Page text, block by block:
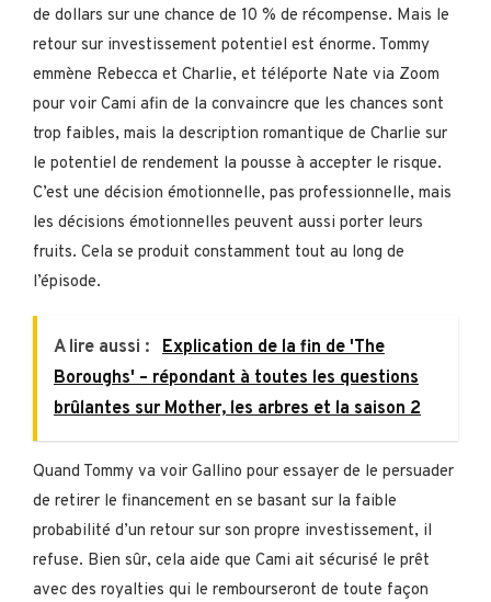
de dollars sur une chance de 10 % de récompense. Mais le
retour sur investissement potentiel est énorme. Tommy
emmène Rebecca et Charlie, et téléporte Nate via Zoom
pour voir Cami afin de la convaincre que les chances sont
trop faibles, mais la description romantique de Charlie sur
le potentiel de rendement la pousse à accepter le risque.
C’est une décision émotionnelle, pas professionnelle, mais
les décisions émotionnelles peuvent aussi porter leurs
fruits. Cela se produit constamment tout au long de
l’épisode.
A lire aussi :
Explication de la fin de 'The
Boroughs' – répondant à toutes les questions
brûlantes sur Mother, les arbres et la saison 2
Quand Tommy va voir Gallino pour essayer de le persuader
de retirer le financement en se basant sur la faible
probabilité d’un retour sur son propre investissement, il
refuse. Bien sûr, cela aide que Cami ait sécurisé le prêt
avec des royalties qui le rembourseront de toute façon